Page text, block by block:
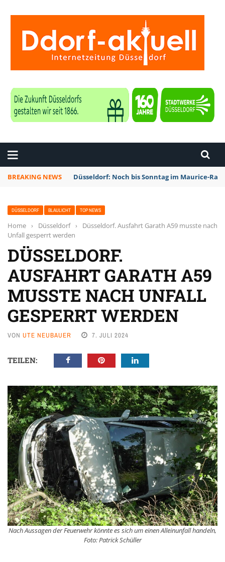
BREAKING NEWS Düsseldorf: Noch bis Sonntag im Maurice-
DÜSSELDORF BLAULICHT TOP NEWS
Home › Düsseldorf ›
Düsseldorf. Ausfahrt Garath A59 musste nach
Unfall gesperrt werden
DÜSSELDORF.
AUSFAHRT GARATH A59
MUSSTE NACH UNFALL
GESPERRT WERDEN
VON UTE NEUBAUER 7. JULI 2024
TEILEN:
Nach Aussagen der Feuerwehr könnte es sich um einen Alleinunfall handeln,
Foto: Patrick Schüller